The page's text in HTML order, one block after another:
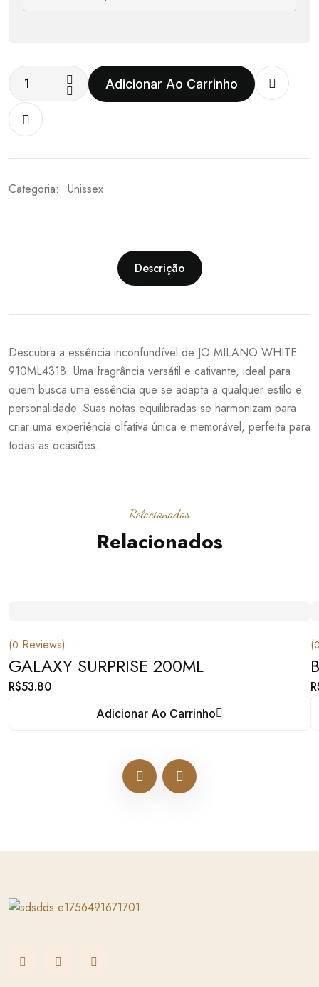
Adicionar Ao Carrinho
Categoria: Unissex
Descrição
Descubra a essência inconfundível de JO MILANO WHITE
910ML4318. Uma fragrância versátil e cativante, ideal para
quem busca uma essência que se adapta a qualquer estilo e
personalidade. Suas notas equilibradas se harmonizam para
criar uma experiência olfativa única e memorável, perfeita para
todas as ocasiões.
Relacionados
Relacionados
(0 Reviews)
GALAXY SURPRISE 200ML
R$53.80
Adicionar Ao Carrinho
(